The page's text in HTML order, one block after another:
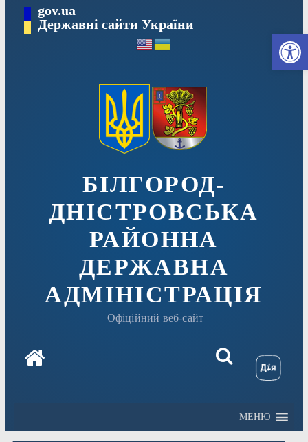
вмісту
gov.ua
Державні сайти України
БІЛГОРОД-
ДНІСТРОВСЬКА
РАЙОННА
ДЕРЖАВНА
АДМІНІСТРАЦІЯ
Офіційний веб-сайт
МЕНЮ